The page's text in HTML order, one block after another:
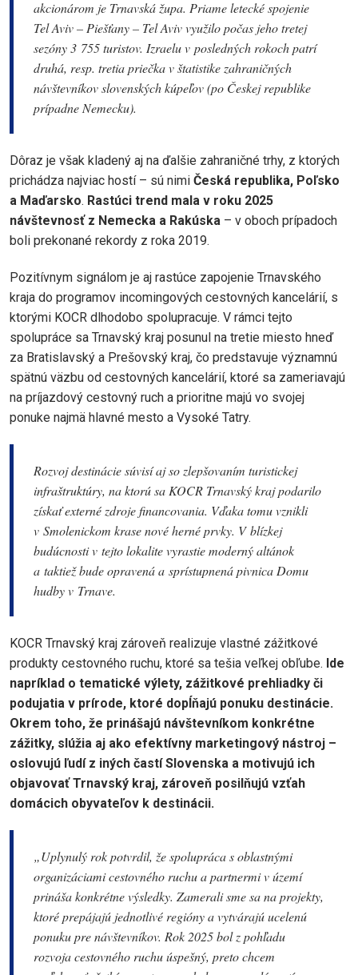
akcionárom je Trnavská župa. Priame letecké spojenie
Tel Aviv – Piešťany – Tel Aviv využilo počas jeho tretej
sezóny 3 755 turistov. Izraelu v posledných rokoch patrí
druhá, resp. tretia priečka v štatistike zahraničných
návštevníkov slovenských kúpeľov (po Českej republike
prípadne Nemecku).
Dôraz je však kladený aj na ďalšie zahraničné trhy, z ktorých
prichádza najviac hostí – sú nimi Česká republika, Poľsko
a Maďarsko. Rastúci trend mala v roku 2025
návštevnosť z Nemecka a Rakúska – v oboch prípadoch
boli prekonané rekordy z roka 2019.
Pozitívnym signálom je aj rastúce zapojenie Trnavského
kraja do programov incomingových cestovných kancelárií, s
ktorými KOCR dlhodobo spolupracuje. V rámci tejto
spolupráce sa Trnavský kraj posunul na tretie miesto hneď
za Bratislavský a Prešovský kraj, čo predstavuje významnú
spätnú väzbu od cestovných kancelárií, ktoré sa zameriavajú
na príjazdový cestovný ruch a prioritne majú vo svojej
ponuke najmä hlavné mesto a Vysoké Tatry.
Rozvoj destinácie súvisí aj so zlepšovaním turistickej
infraštruktúry, na ktorú sa KOCR Trnavský kraj podarilo
získať externé zdroje financovania. Vďaka tomu vznikli
v Smolenickom krase nové herné prvky. V blízkej
budúcnosti v tejto lokalite vyrastie moderný altánok
a taktiež bude opravená a sprístupnená pivnica Domu
hudby v Trnave.
KOCR Trnavský kraj zároveň realizuje vlastné zážitkové
produkty cestovného ruchu, ktoré sa tešia veľkej obľube. Ide
napríklad o tematické výlety, zážitkové prehliadky či
podujatia v prírode, ktoré dopĺňajú ponuku destinácie.
Okrem toho, že prinášajú návštevníkom konkrétne
zážitky, slúžia aj ako efektívny marketingový nástroj –
oslovujú ľudí z iných častí Slovenska a motivujú ich
objavovať Trnavský kraj, zároveň posilňujú vzťah
domácich obyvateľov k destinácii.
„Uplynulý rok potvrdil, že spolupráca s oblastnými
organizáciami cestovného ruchu a partnermi v území
prináša konkrétne výsledky. Zamerali sme sa na projekty,
ktoré prepájajú jednotlivé regióny a vytvárajú ucelenú
ponuku pre návštevníkov. Rok 2025 bol z pohľadu
rozvoja cestovného ruchu úspešný, preto chcem